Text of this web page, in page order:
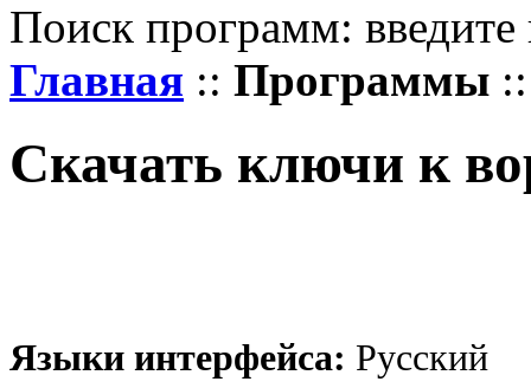
Поиск программ: введите
Главная :: Программы
Скачать ключи к
Языки интерфейса: Русский